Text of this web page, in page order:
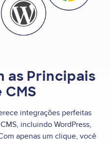
as Principais
integrações perfeitas
incluindo WordPress,
apenas um clique, você